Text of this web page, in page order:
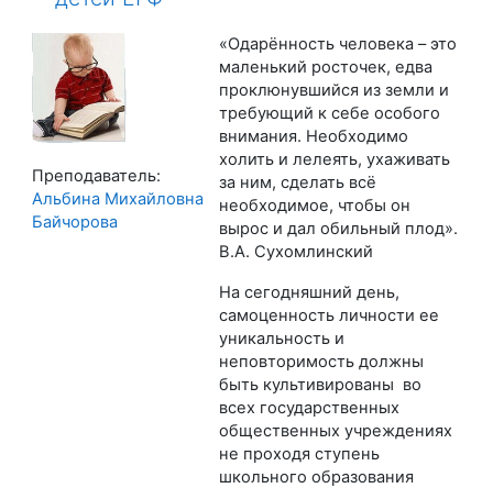
«Одарённость человека – это
маленький росточек, едва
проклюнувшийся из земли и
требующий к себе особого
внимания. Необходимо
холить и лелеять, ухаживать
за ним, сделать всё
необходимое, чтобы он
вырос и дал обильный плод».
В.А. Сухомлинский
На сегодняшний день,
самоценность личности ее
уникальность и
неповторимость должны
быть культивированы во
всех государственных
общественных учреждениях
не проходя ступень
школьного образования
Преподаватель:
Альбина Михайловна
Байчорова